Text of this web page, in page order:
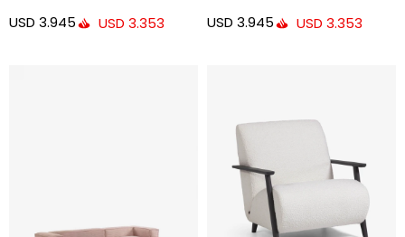
USD 3.945 USD 3.353 USD 3.945 USD 3.353